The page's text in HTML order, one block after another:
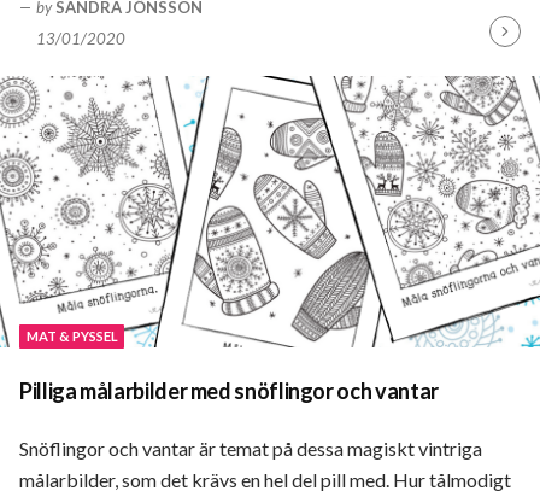
by SANDRA JÖNSSON
13/01/2020
MAT & PYSSEL
Pilliga målarbilder med snöflingor och vantar
Snöflingor och vantar är temat på dessa magiskt vintriga
målarbilder, som det krävs en hel del pill med. Hur tålmodigt